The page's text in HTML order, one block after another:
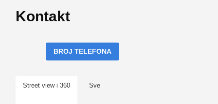
Kontakt
BROJ TELEFONA
Street view i 360 Sve